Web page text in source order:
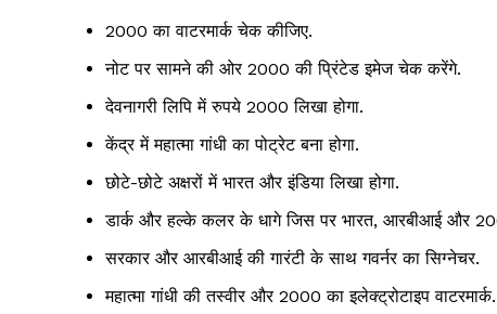
2000 का वाटरमार्क चेक कीजिए.
नोट पर सामने की ओर 2000 की प्रिंटेड इमेज चेक करेंगे.
देवनागरी लिपि में रुपये 2000 लिखा होगा.
केंद्र में महात्‍मा गांधी का पोट्रेट बना होगा.
छोटे-छोटे अक्षरों में भारत और इंडिया लिखा होगा.
डार्क और हल्‍के कलर के धागे जिस पर भारत, आरबीआई और
सरकार और आरबीआई की गारंटी के साथ गवर्नर का सिग्‍नेचर.
महात्‍मा गांधी की तस्‍वीर और 2000 का इलेक्‍ट्रोटाइप वाटरमार्क.